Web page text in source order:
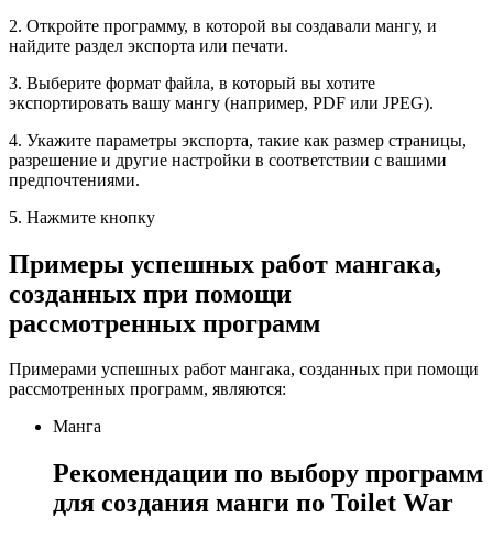
2. Откройте программу, в которой вы создавали мангу, и
найдите раздел экспорта или печати.
3. Выберите формат файла, в который вы хотите
экспортировать вашу мангу (например, PDF или JPEG).
4. Укажите параметры экспорта, такие как размер страницы,
разрешение и другие настройки в соответствии с вашими
предпочтениями.
5. Нажмите кнопку
Примеры успешных работ мангака,
созданных при помощи
рассмотренных программ
Примерами успешных работ мангака, созданных при помощи
рассмотренных программ, являются:
Манга
Рекомендации по выбору программ
для создания манги по Toilet War